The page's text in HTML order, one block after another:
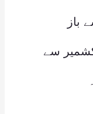
باز
کشمیر سے